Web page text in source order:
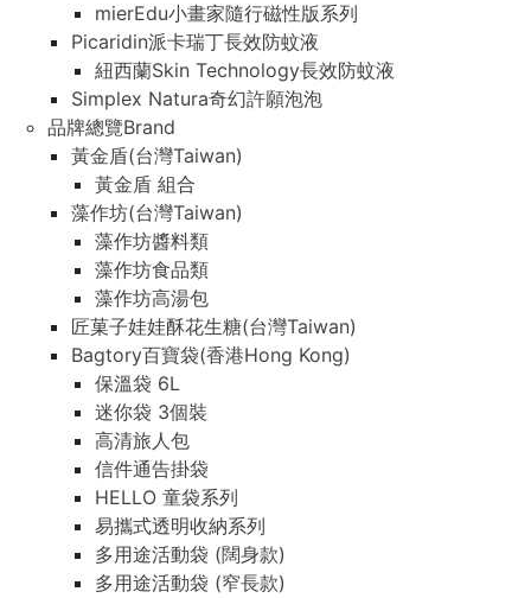
mierEdu小畫家隨行磁性版系列
Picaridin派卡瑞丁長效防蚊液
紐西蘭Skin Technology長效防蚊液
Simplex Natura奇幻許願泡泡
品牌總覽Brand
黃金盾(台灣Taiwan)
黃金盾 組合
藻作坊(台灣Taiwan)
藻作坊醬料類
藻作坊食品類
藻作坊高湯包
匠菓子娃娃酥花生糖(台灣Taiwan)
Bagtory百寶袋(香港Hong Kong)
保溫袋 6L
迷你袋 3個裝
高清旅人包
信件通告掛袋
HELLO 童袋系列
易攜式透明收納系列
多用途活動袋 (闊身款)
多用途活動袋 (窄長款)